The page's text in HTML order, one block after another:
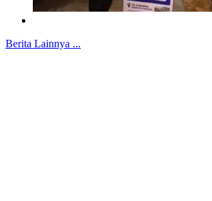
Berita Lainnya ...